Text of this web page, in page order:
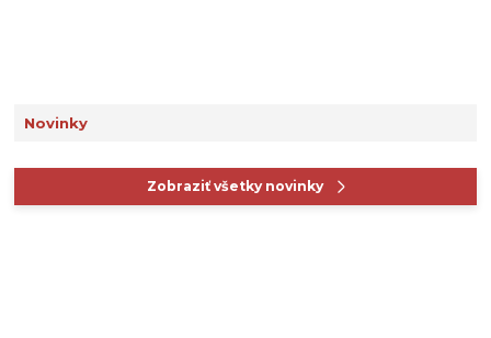
Novinky
Zobraziť všetky novinky